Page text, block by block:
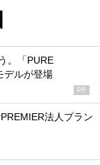
。「PURE
デルが登場
PR
法人プラン